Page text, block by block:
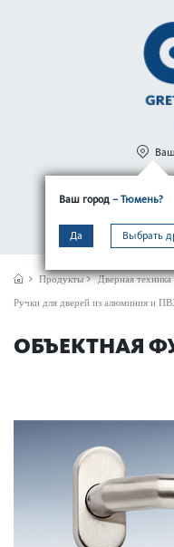
Ваш город – Тюмень?
Да Выбрать
МЕНЮ
Продукты Дверная техника
Ручки для дверей из алюминия и
ОБЪЕКТНАЯ